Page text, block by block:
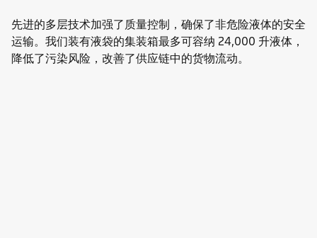
先进的多层技术加强了质量控制，确保了非危险液体的安全
运输。我们装有液袋的集装箱最多可容纳 24,000 升液体，
降低了污染风险，改善了供应链中的货物流动。